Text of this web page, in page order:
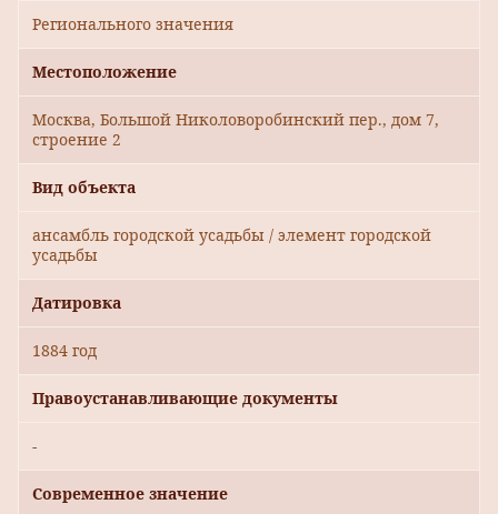
Регионального значения
Местоположение
Москва, Большой Николоворобинский пер., дом 7,
строение 2
Вид объекта
ансамбль городской усадьбы / элемент городской
усадьбы
Датировка
1884 год
Правоустанавливающие документы
-
Современное значение